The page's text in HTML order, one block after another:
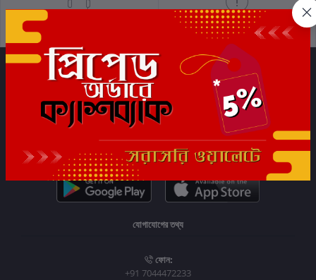
গোপনীয়তা নীতি
সাবস্ক্রাইব
যোগাযোগের তথ্য
ফোন:
+91 7044472233